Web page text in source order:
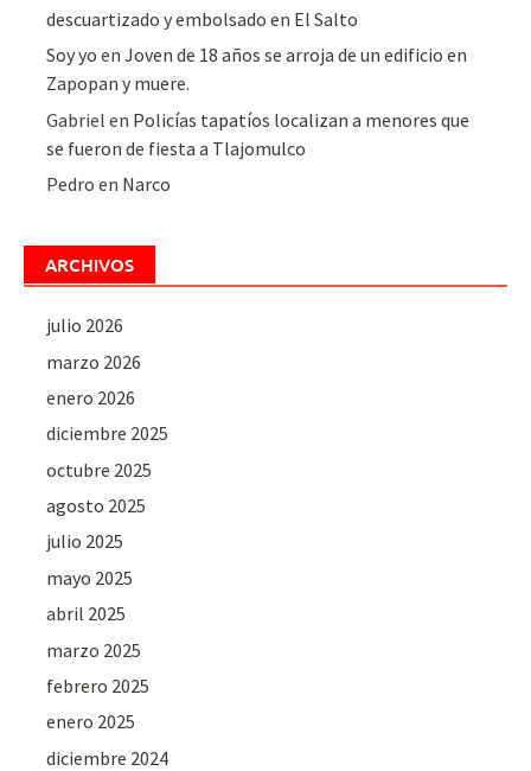
descuartizado y embolsado en El Salto
Soy yo enJoven de 18 años se arroja de un edificio en
Zapopan y muere.
Gabriel en Policías tapatíos localizan a menores que
se fueron de fiesta a Tlajomulco
Pedro en Narco
ARCHIVOS
julio 2026
marzo 2026
enero 2026
diciembre 2025
octubre 2025
agosto 2025
julio 2025
mayo 2025
abril 2025
marzo 2025
febrero 2025
enero 2025
diciembre 2024